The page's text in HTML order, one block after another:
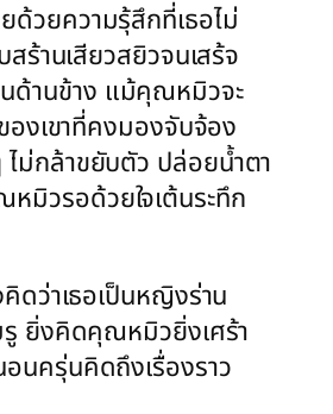
ด้วยความรุ้สึกที่เธอไม่
ร้านเสียวสยิวจนเสร้จ
ด้านข้าง แม้คุณหมิวจะ
องเขาที่คงมองจับจ้อง
ม่กล้าขยับตัว ปล่อยน้ำตา
มิวรอด้วยใจเต้นระทึก
ดว่าเธอเป็นหญิงร่าน
รู ยิ่งคิดคุณหมิวยิ่งเศร้า
นครุ่นคิดถึงเรื่องราว